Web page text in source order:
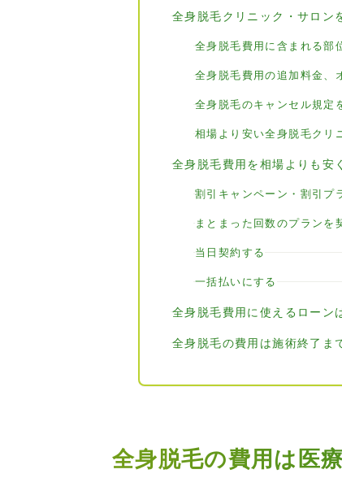
全身脱毛クリニック・サロン
全身脱毛費用に含まれる部
全身脱毛費用の追加料金、
全身脱毛のキャンセル規定
相場より安い全身脱毛クリ
全身脱毛費用を相場よりも安
割引キャンペーン・割引プ
まとまった回数のプランを
当日契約する
一括払いにする
全身脱毛費用に使えるローン
全身脱毛の費用は施術終了ま
全身脱毛の費用は医